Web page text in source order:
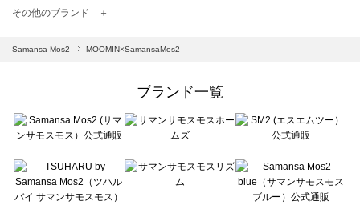
TSUHARU by Samansa Mos2（ツハルバイサマンサモスモス）の一覧
Samansa Mos2 blue（サマンサモスモス ブルー）の一覧
Te chichi（テチチ）の一覧
Te chichi CLASSIC（テチチ クラシック）の一覧
Lugnoncure（ルノンキュール）の一覧
BETTY'S BLUE（べティーズブルー）の一覧
その他のブランド ＋
Samansa Mos2 MOOMIN×SamansaMos2
ブランド一覧